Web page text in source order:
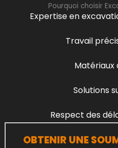
Pourquoi choisir
Expertise en
Travail
Matériaux
Solutions
Respect des
OBTENIR UNE